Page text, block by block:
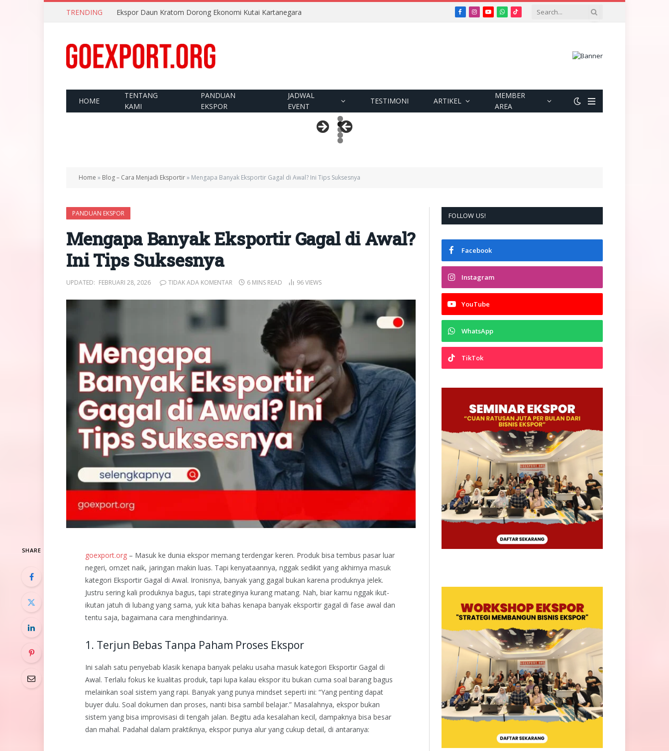
TRENDING Ekspor Daun Kratom Dorong Ekonomi Kutai Kartanegara Facebook
Instagram
YouTubeWhatsApp
TikTok
HOME
TENTANG
KAMI
PANDUAN
EKSPOR
JADWAL
EVENT
TESTIMONI ARTIKEL
MEMBER
AREA
Home » Blog – Cara Menjadi Eksportir» Mengapa Banyak Eksportir Gagal di Awal? Ini Tips Suksesnya
PANDUAN EKSPOR
Mengapa Banyak Eksportir Gagal di Awal?
Ini Tips Suksesnya
UPDATED: FEBRUARI 28, 2026 TIDAK ADA KOMENTAR 6 MINS READ 96VIEWS
SHARE
goexport.org– Masuk ke dunia ekspor memang terdengar keren. Produk bisa tembus pasar luar
negeri, omzet naik, jaringan makin luas. Tapi kenyataannya, nggak sedikit yang akhirnya masuk
kategori Eksportir Gagal di Awal. Ironisnya, banyak yang gagal bukan karena produknya jelek.
Justru sering kali produknya bagus, tapi strateginya kurang matang. Nah, biar kamu nggak ikut-
ikutan jatuh di lubang yang sama, yuk kita bahas kenapa banyak eksportir gagal di fase awal dan
tentu saja, bagaimana cara menghindarinya.
1. Terjun Bebas Tanpa Paham Proses Ekspor
Ini salah satu penyebab klasik kenapa banyak pelaku usaha masuk kategori Eksportir Gagal di
Awal. Terlalu fokus ke kualitas produk, tapi lupa kalau ekspor itu bukan cuma soal barang bagus
melainkan soal sistem yang rapi. Banyak yang punya mindset seperti ini: “Yang penting dapat
buyer dulu. Soal dokumen dan proses, nanti bisa sambil belajar.” Masalahnya, ekspor bukan
sistem yang bisa improvisasi di tengah jalan. Begitu ada kesalahan kecil, dampaknya bisa besar
dan mahal. Padahal dalam praktiknya, ekspor punya alur yang cukup detail, di antaranya:
FOLLOW US!
Facebook
Instagram
YouTube
WhatsApp
TikTok